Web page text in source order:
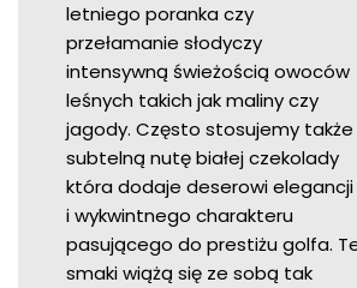
letniego poranka czy
przełamanie słodyczy
intensywną świeżością owoców
leśnych takich jak maliny czy
jagody. Często stosujemy także
subtelną nutę białej czekolady
która dodaje deserowi elegancji
i wykwintnego charakteru
pasującego do prestiżu golfa.
smaki wiążą się ze sobą tak